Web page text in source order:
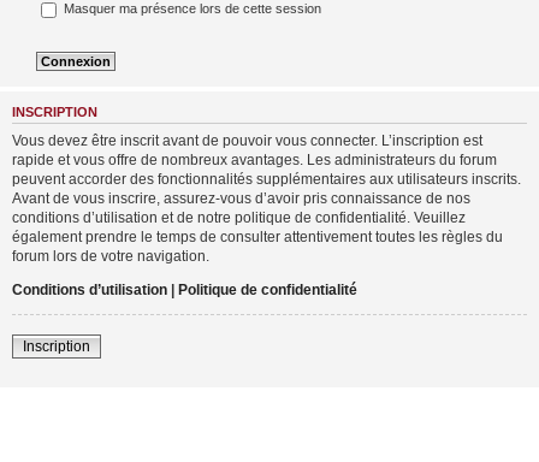
Masquer ma présence lors de cette session
INSCRIPTION
Vous devez être inscrit avant de pouvoir vous connecter. L’inscription est
rapide et vous offre de nombreux avantages. Les administrateurs du forum
peuvent accorder des fonctionnalités supplémentaires aux utilisateurs inscrits.
Avant de vous inscrire, assurez-vous d’avoir pris connaissance de nos
conditions d’utilisation et de notre politique de confidentialité. Veuillez
également prendre le temps de consulter attentivement toutes les règles du
forum lors de votre navigation.
Conditions d’utilisation | Politique de confidentialité
Inscription